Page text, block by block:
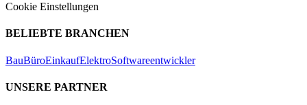
Cookie Einstellungen
BELIEBTE BRANCHEN
BauBüroEinkaufElektroSoftwareentwickler
UNSERE PARTNER